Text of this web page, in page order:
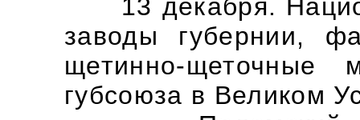
13 декабря.
заводы губернии,
щетинно-щеточные
губсоюза в Великом